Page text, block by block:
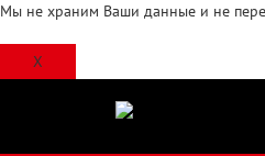
Мы не храним Ваши данные и не
X